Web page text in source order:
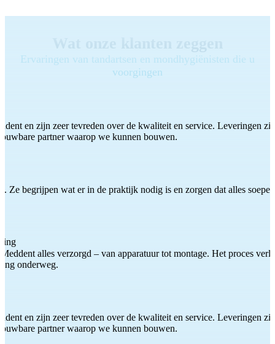
Ervaringen van tandartsen en mondhygiënisten die u
voorgingen
en zijn zeer tevreden over de kwaliteit en service. Leveringen
partner waarop we kunnen bouwen.
Ze begrijpen wat er in de praktijk nodig is en zorgen dat alles
alles verzorgd – van apparatuur tot montage. Het proces
onderweg.
en zijn zeer tevreden over de kwaliteit en service. Leveringen
partner waarop we kunnen bouwen.